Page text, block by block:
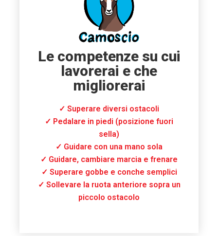
Le competenze su cui
lavorerai e che
migliorerai
✓ Superare diversi ostacoli
✓ Pedalare in piedi (posizione fuori
sella)
✓ Guidare con una mano sola
✓ Guidare, cambiare marcia e frenare
✓ Superare gobbe e conche semplici
✓ Sollevare la ruota anteriore sopra un
piccolo ostacolo